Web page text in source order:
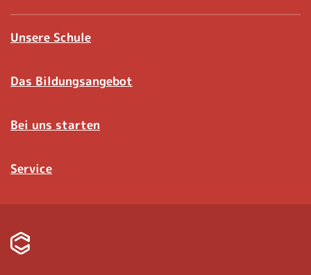
Unsere Schule
Das Bildungsangebot
Bei uns starten
Service